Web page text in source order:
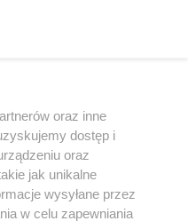
może być powielany i
w jakikolwiek sposób (w
na jakimkolwiek polu
z umieszczaniem w Internecie
użycie lub
z naruszeniem prawa, tzn.
groźbą kary i może być ścigane
oraz inne
dostęp i
oraz
jak unikalne
wysyłane przez
w celu zapewniania